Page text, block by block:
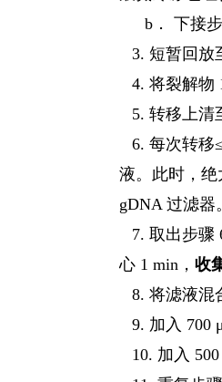
b． 下接
3. 短暂回放
4. 将裂解物
5. 转移上清
6. 每次转移
液。此时，
gDNA 过滤器
7. 取出步骤
心 1 min， 收
8. 将滤液混
9. 加入 700
10. 加入